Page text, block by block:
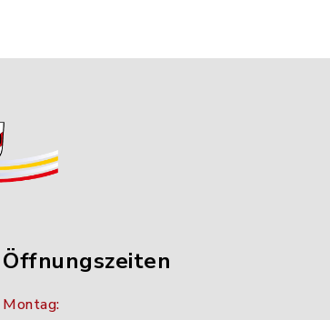
Öffnungszeiten
Montag: